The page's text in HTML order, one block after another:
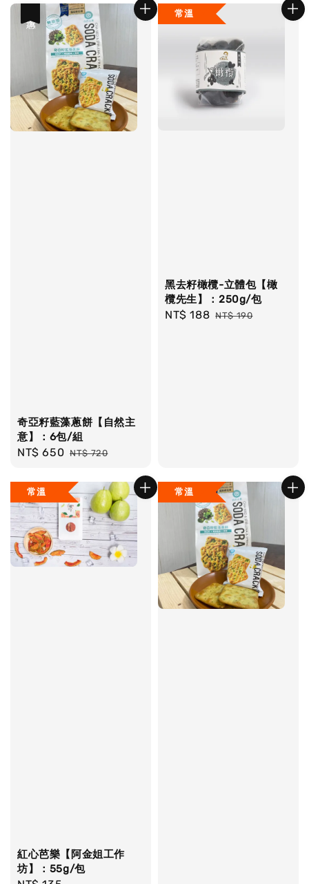
奇亞籽藍藻蔥餅【自然主
意】：6包/組
Sale
NT$ 650 Regular
NT$ 720
常溫
黑去籽橄欖-立體包【橄
欖先生】：250g/包
Sale
NT$ 188 Regular
NT$ 190
常溫
紅心芭樂【阿金姐工作
坊】：55g/包
常溫